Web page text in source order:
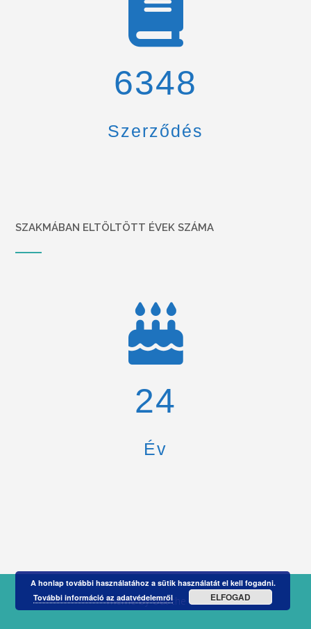
6900
Szerződés
SZAKMÁBAN ELTÖLTÖTT ÉVEK SZÁMA
26
Év
Theme byOut the Box
A honlap további használatához a sütik használatát el kell fogadni.
További információ az adatvédelemről
ELFOGAD